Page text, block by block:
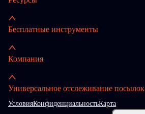
Бесплатные инструменты
Компания
Универсальное отслеживание посылок
УсловияКонфиденциальностьКарта